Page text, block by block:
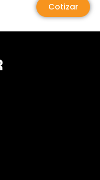
Cotizar